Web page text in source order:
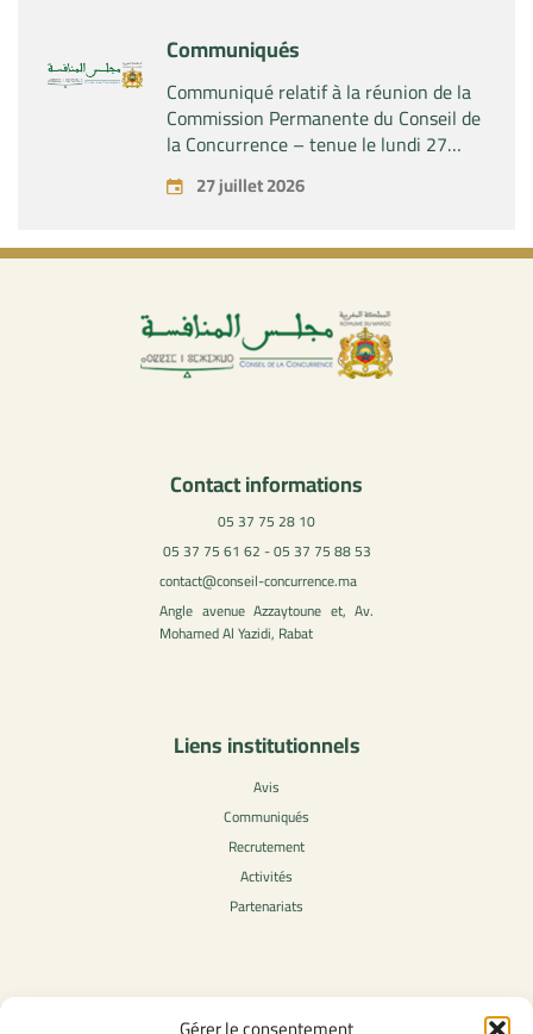
Communiqués
Communiqué relatif à la réunion de la
Commission Permanente du Conseil de
la Concurrence – tenue le lundi 27
juillet 2026
27 juillet 2026
Contact informations
05 37 75 28 10
05 37 75 61 62 - 05 37 75 88 53
contact@conseil-concurrence.ma
Angle avenue Azzaytoune et, Av.
Mohamed Al Yazidi, Rabat
Liens institutionnels
Avis
Communiqués
Recrutement
Activités
Partenariats
Contenu légale